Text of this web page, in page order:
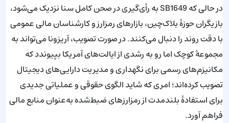
در حالی که SB1649 به رأی‌گیری در صحن کامل سنا نزدیک می‌شود،
بازیگران حوزهٔ بلاک‌چین، بازارهای رمزارز و کارشناسان مالی عمومی
با دقت روند را دنبال می‌کنند. در صورت تصویب، آریزونا می‌تواند به
مجموعهٔ کوچک اما رو به رشدی از ایالت‌های آمریکا بپیوندد که
مکانیزم‌های رسمی برای نگهداری و مدیریت دارایی‌های دیجیتال
تصویب کرده‌اند؛ امری که شاید الگوی حقوقی و عملیاتی جدیدی
برای استفادهٔ بلندمدت از رمزارزهای ضبط‌شده به‌عنوان منابع مالی
فراهم آورد.